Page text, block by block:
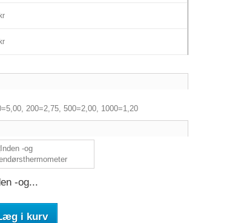
200=2,75, 500=2,00, 1000=1,20
-og...
i kurv